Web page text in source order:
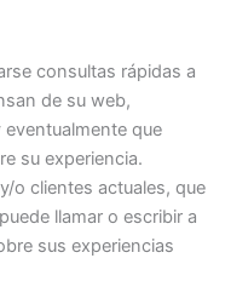
consultas rápidas a
de su web,
que
su experiencia.
o clientes actuales, que
llamar o escribir a
sus experiencias